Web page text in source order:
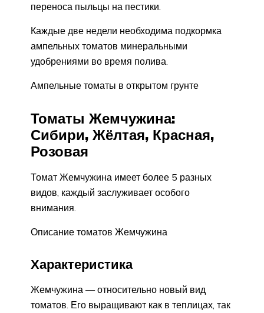
переноса пыльцы на пестики.
Каждые две недели необходима подкормка
ампельных томатов минеральными
удобрениями во время полива.
Ампельные томаты в открытом грунте
Томаты Жемчужина:
Сибири, Жёлтая, Красная,
Розовая
Томат Жемчужина имеет более 5 разных
видов, каждый заслуживает особого
внимания.
Описание томатов Жемчужина
Характеристика
Жемчужина — относительно новый вид
томатов. Его выращивают как в теплицах, так